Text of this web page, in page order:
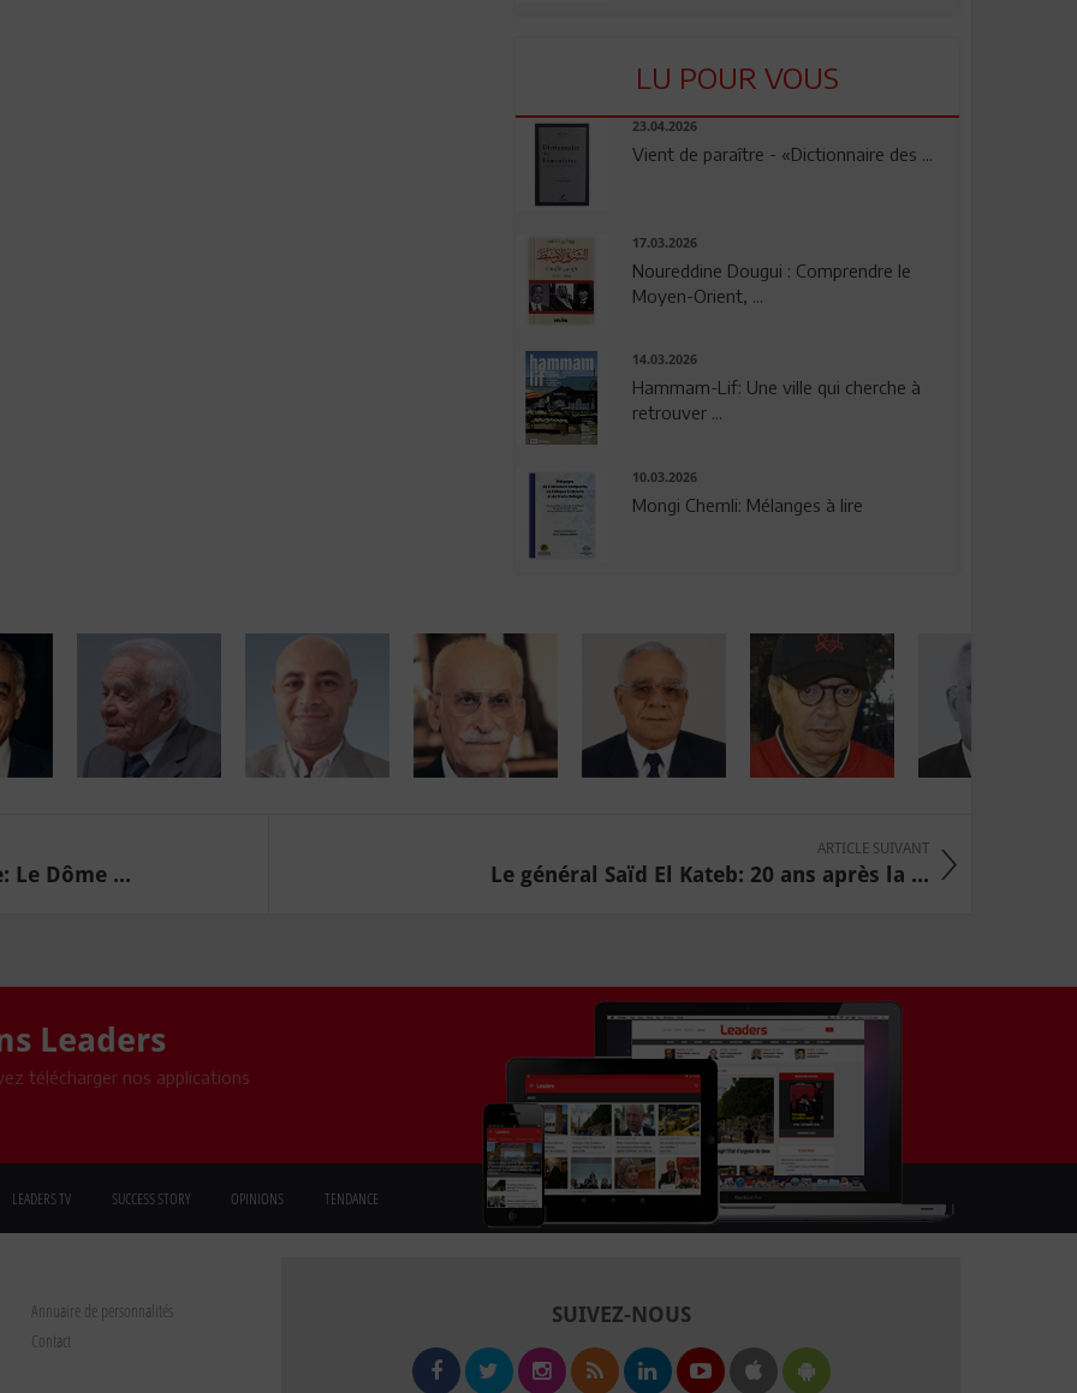
LU POUR VOUS
23.04.2026
Vient de paraître - «Dictionnaire des ...
17.03.2026
Noureddine Dougui : Comprendre le
Moyen-Orient, ...
14.03.2026
Hammam-Lif: Une ville qui cherche à
retrouver ...
10.03.2026
Mongi Chemli: Mélanges à lire
Le Dôme ...
ARTICLE SUIVANT
Le général Saïd El Kateb: 20 ans après la ...
Leaders
télécharger nos applications
LEADERS TV SUCCESS STORY OPINIONS TENDANCE
Annuaire de personnalités
Contact
SUIVEZ-NOUS